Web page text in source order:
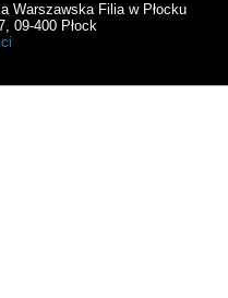
Warszawska Filia w Płocku
09-400 Płock